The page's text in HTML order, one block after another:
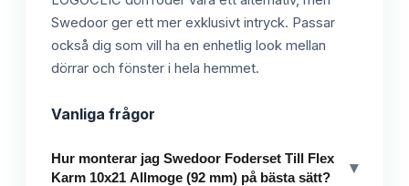
Swedoor ger ett mer exklusivt intryck. Passar
också dig som vill ha en enhetlig look mellan
dörrar och fönster i hela hemmet.
Vanliga frågor
Hur monterar jag Swedoor Foderset Till Flex
Karm 10x21 Allmoge (92 mm) på bästa sätt?
▾